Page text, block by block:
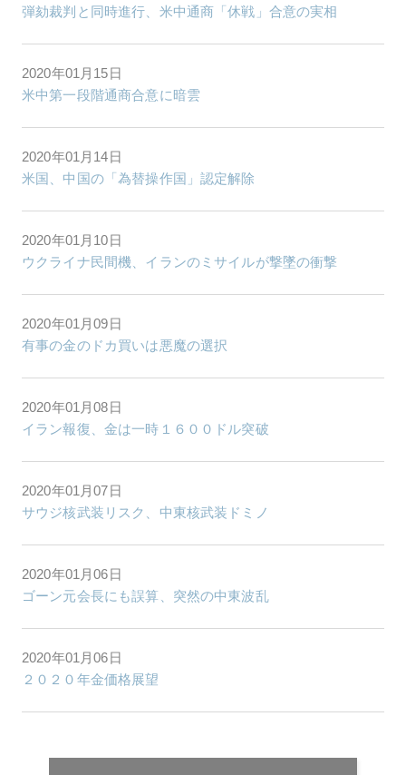
弾劾裁判と同時進行、米中通商「休戦」合意の実相
2020年01月15日
米中第一段階通商合意に暗雲
2020年01月14日
米国、中国の「為替操作国」認定解除
2020年01月10日
ウクライナ民間機、イランのミサイルが撃墜の衝撃
2020年01月09日
有事の金のドカ買いは悪魔の選択
2020年01月08日
イラン報復、金は一時１６００ドル突破
2020年01月07日
サウジ核武装リスク、中東核武装ドミノ
2020年01月06日
ゴーン元会長にも誤算、突然の中東波乱
2020年01月06日
２０２０年金価格展望